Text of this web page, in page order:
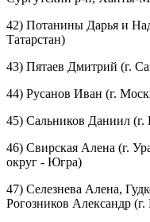
42) Потанины Дарья и
Татарстан)
43) Пятаев Дмитрий (г.
44) Русанов Иван (г.
45) Сальников Даниил
46) Свирская Алена (г.
округ - Югра)
47) Селезнева Алена,
Рогозников Александр